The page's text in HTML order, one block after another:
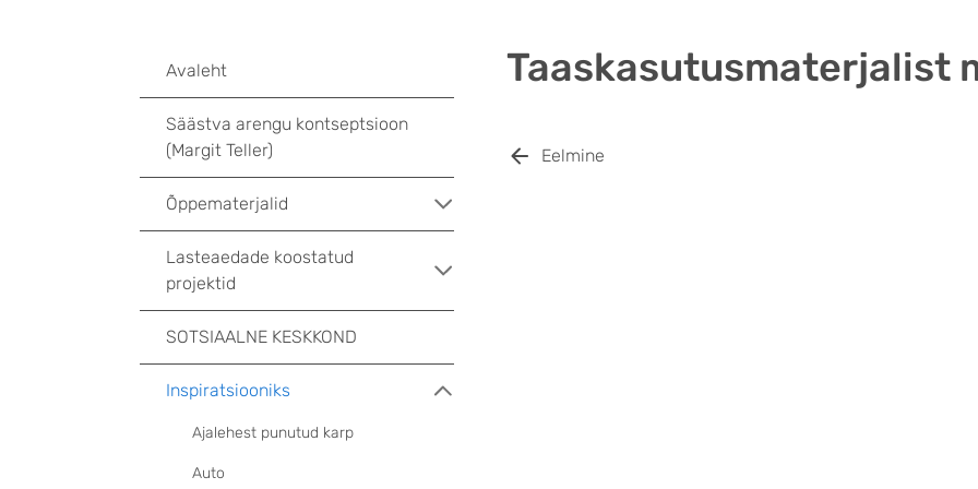
Taaskasutusmaterjalist
Eelmine
Avaleht
Säästva arengu kontseptsioon
(Margit Teller)
Õppematerjalid
Lasteaedade koostatud
projektid
SOTSIAALNE KESKKOND
Inspiratsiooniks
Ajalehest punutud karp
Auto